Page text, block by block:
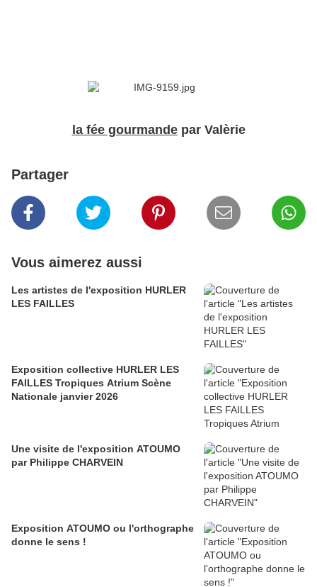
la fée gourmandepar Valèrie
Partager
Vous aimerez aussi
Les artistes de l'exposition HURLER
LES FAILLES
Exposition collective HURLER LES
FAILLES Tropiques Atrium Scène
Nationale janvier 2026
Une visite de l'exposition ATOUMO
par Philippe CHARVEIN
Exposition ATOUMO ou l'orthographe
donne le sens !